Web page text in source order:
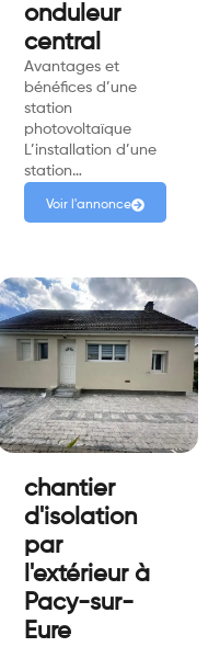
onduleur
central
Avantages et
bénéfices d’une
station
photovoltaïque
L’installation d’une
station…
Voir l'annonce
chantier
d'isolation
par
l'extérieur à
Pacy-sur-
Eure